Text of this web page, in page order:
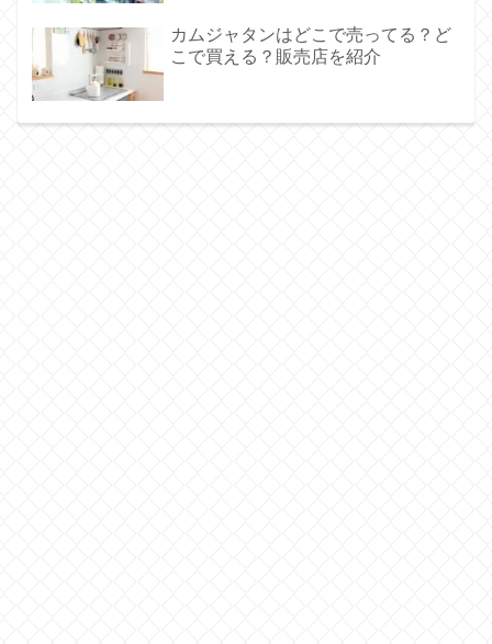
カムジャタンはどこで売ってる？ど
こで買える？販売店を紹介